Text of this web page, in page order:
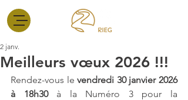
Meilleurs vœux 2026 !!!
2 janv.
Rendez-vous le vendredi 30 janvier 2026
à 18h30 à la Numéro 3 pour la